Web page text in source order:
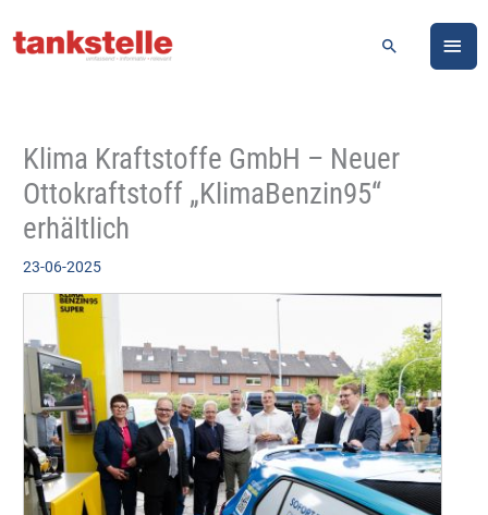
Inhalt
Suchen
Klima Kraftstoffe GmbH – Neuer
Ottokraftstoff „KlimaBenzin95“
erhältlich
23-06-2025